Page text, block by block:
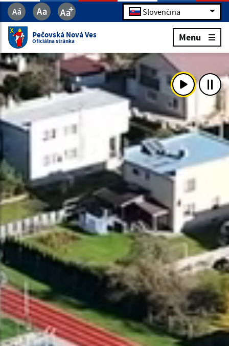
Slovenčina
Pečovská Nová Ves
Oficiálna stránka Menu